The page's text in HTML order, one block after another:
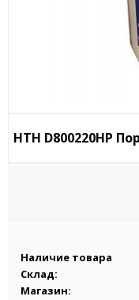
HTH D800220HP
Наличие товара
Склад:
Магазин: